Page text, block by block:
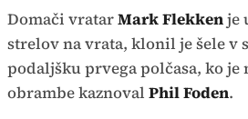
Domači vratarMark Flekkenje
strelov na vrata, klonil je šele v
podaljšku prvega polčasa, ko je
obrambe kaznoval Phil Foden.